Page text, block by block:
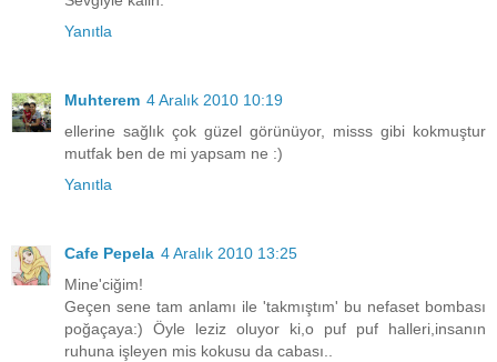
Yanıtla
Muhterem 4 Aralık 2010 10:19
ellerine sağlık çok güzel görünüyor, misss gibi kokmuştur
mutfak ben de mi yapsam ne :)
Yanıtla
Cafe Pepela 4 Aralık 2010 13:25
Mine'ciğim!
Geçen sene tam anlamı ile 'takmıştım' bu nefaset bombası
poğaçaya:) Öyle leziz oluyor ki,o puf puf halleri,insanın
ruhuna işleyen mis kokusu da cabası..